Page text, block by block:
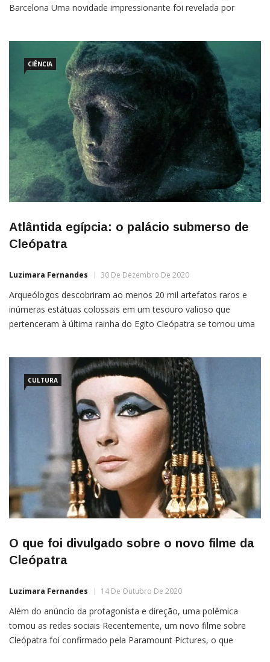
Barcelona Uma novidade impressionante foi revelada por
missão arqueológica do Museu Egípcio de Barcelona foi capaz
de identificar parte
CIÊNCIA
Atlântida egípcia: o palácio submerso de
Cleópatra
Luzimara Fernandes 30 De Dezembro De 2020
Arqueólogos descobriram ao menos 20 mil artefatos raros e
inúmeras estátuas colossais em um tesouro valioso que
pertenceram à última rainha do Egito Cleópatra se tornou uma
poder e conquistas — tanto territoriais quanto […]
CULTURA
O que foi divulgado sobre o novo filme da
Cleópatra
Luzimara Fernandes 14 De Outubro De 2020
Além do anúncio da protagonista e direção, uma polêmica
tomou as redes sociais Recentemente, um novo filme sobre
Cleópatra foi confirmado pela Paramount Pictures, o que